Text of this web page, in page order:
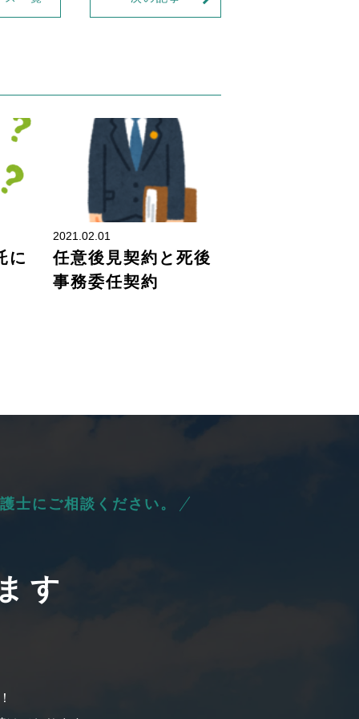
財産管理
に
2021.02.01
任意後見契約と死後
事務委任契約
士にご相談ください。
す